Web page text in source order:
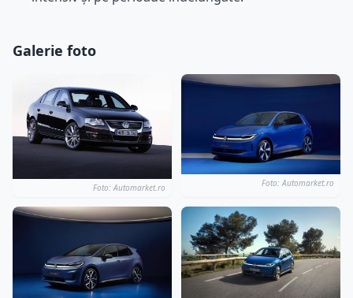
Galerie foto
Foto: Automarket.ro Foto: Automarket.ro